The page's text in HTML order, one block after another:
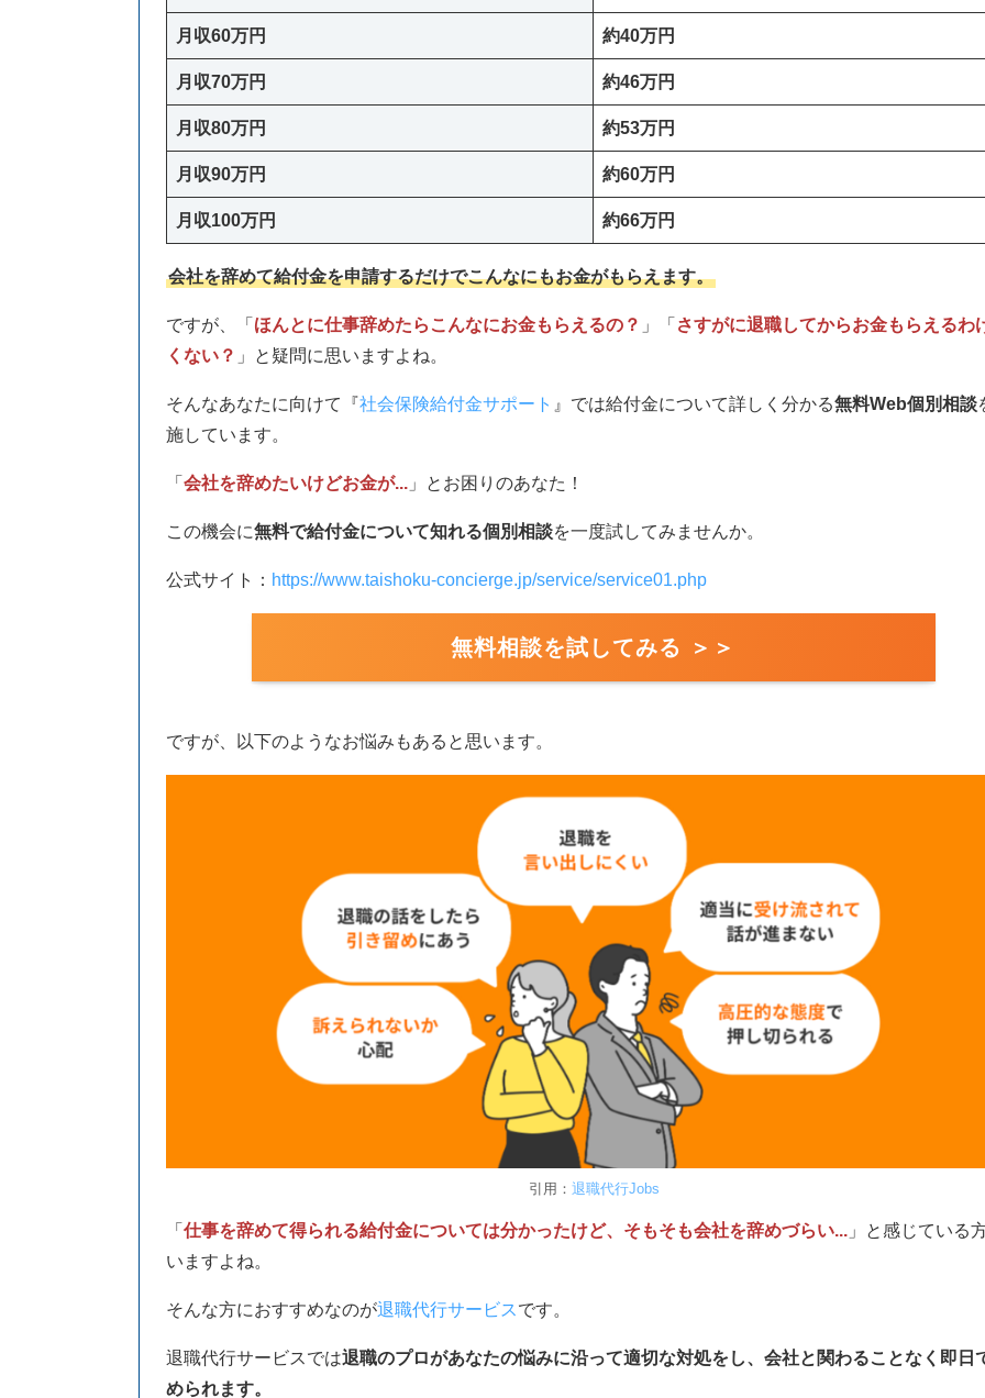
月収60万円 約40万円
月収70万円 約46万円
月収80万円 約53万円
月収90万円 約60万円
月収100万円 約66万円
会社を辞めて給付金を申請するだけでこんなにもお金がもらえます。
ですが、「 ほんとに仕事辞めたらこんなにお金もらえるの？ 」「 さすがに退職してからお金もらえるわ
くない？ 」と疑問に思いますよね。
そんなあなたに向けて『社会保険給付金サポート 』では給付金について詳しく分かる無料Web個別相談
施しています。
「 会社を辞めたいけどお金が... 」とお困りのあなた！
この機会に無料で給付金について知れる個別相談を一度試してみませんか。
公式サイト： https://www.taishoku-concierge.jp/service/service01.php
無料相談を試してみる ＞＞
ですが、以下のようなお悩みもあると思います。
引用： 退職代行Jobs
「 仕事を辞めて得られる給付金については分かったけど、そもそも会社を辞めづらい... 」と感じている
いますよね。
そんな方におすすめなのが退職代行サービスです。
退職代行サービスでは退職のプロがあなたの悩みに沿って適切な対処をし、会社と関わることなく即日
められます。